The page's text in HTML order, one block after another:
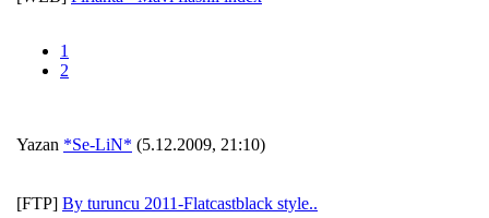
1
2
Yazan *Se-LiN* (5.12.2009, 21:10)
[FTP] By turuncu 2011-Flatcastblack style..